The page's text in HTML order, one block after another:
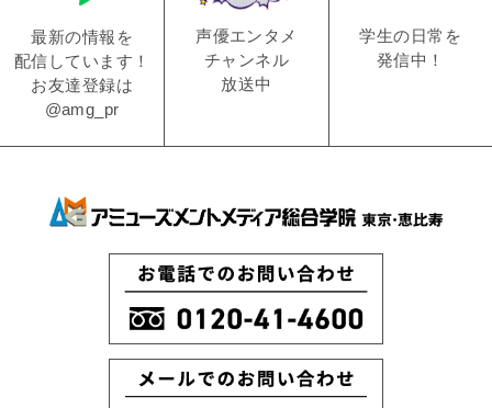
最新の情報を
配信しています！
お友達登録は
@amg_pr
声優エンタメ
チャンネル
放送中
学生の日常を
発信中！